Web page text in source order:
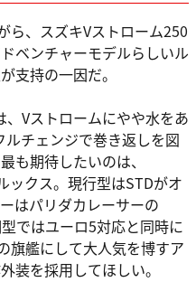
ら、スズキVストローム250
ベンチャーモデルらしいル
支持の一因だ。
Vストロームにやや水をあ
ルチェンジで巻き返しを図
も期待したいのは、
ックス。現行型はSTDがオ
はパリダカレーサーの
ではユーロ5対応と同時に
旗艦にして大人気を博すア
装を採用してほしい。